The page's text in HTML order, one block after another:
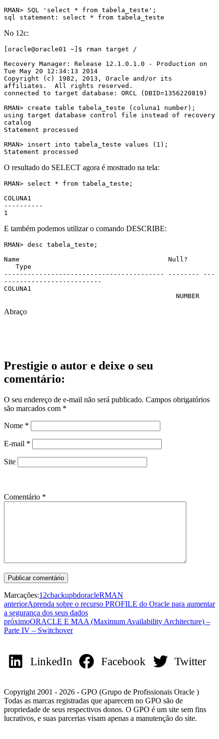
RMAN> SQL 'select * from tabela_teste';
sql statement: select * from tabela_teste
No 12c:
[oracle@oracle01 ~]$ rman target /
Recovery Manager: Release 12.1.0.1.0 - Production on
Tue May 20 12:34:13 2014
Copyright (c) 1982, 2013, Oracle and/or its
affiliates.  All rights reserved.
connected to target database: ORCL (DBID=1356220819)
RMAN> create table tabela_teste (coluna1 number);
using target database control file instead of recovery
catalog
Statement processed
RMAN> insert into tabela_teste values (1);
Statement processed
O resultado do SELECT agora é mostrado na tela:
RMAN> select * from tabela_teste;
COLUNA1
----------
1
E também podemos utilizar o comando DESCRIBE:
RMAN> desc tabela_teste;
Name                                      Null?
Type
----------------------------------------- -------- ---
-------------------------
COLUNA1
Abraço
Prestigie o autor e deixe o seu
comentário:
O seu endereço de e-mail não será publicado. Campos obrigatórios
são marcados com *
Nome *
E-mail *
Site
Comentário *
Marcações:12cbackupbdoracleRMAN
anteriorAprenda sobre o recurso PROFILE do Oracle para aumentar
a segurança dos seus dados
próximoORACLE E MAA (Maximum Availability Architecture) –
Parte IV – Switchover
LinkedIn Facebook Twitter
Copyright 2001 - 2026 - GPO (Grupo de Profissionais Oracle )
Todas as marcas registradas que aparecem no GPO são de
propriedade de seus respectivos donos. O GPO é um site sem fins
lucrativos, e suas parcerias visam apenas a manutenção do site.